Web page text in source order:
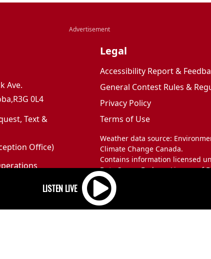
Ave.
0L4
Text &
Office)
Legal
Accessibility Report &
General Contest Rules &
Privacy Policy
Terms of Use
Weather data source:
Climate Change Canada.
Contains information licensed
Data Server End-use Licence of
and Climate Change Canada.